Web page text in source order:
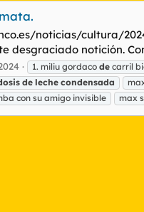
noticias/cultura/
desgraciado notición.
1. miliu gordaco de carril
de leche condensada
con su amigo invisible
max